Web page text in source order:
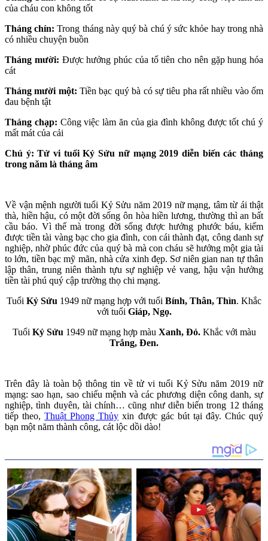
của cháu con không tốt
Tháng chín: Trong tháng này quý bà chú ý sức khỏe hay trong nhà
có nhiều chuyện buồn
Tháng mười: Được hưởng phúc của tổ tiên cho nên gặp hung hóa
cát
Tháng mười một: Tiền bạc quý bà có sự tiêu pha rất nhiều vào ốm
đau bệnh tật
Tháng chạp: Công việc làm ăn của gia đình không được tốt chú ý
mất mát của cải
Chú ý: Tử vi tuổi Kỷ Sửu nữ mạng 2019 diễn biến các tháng
trong năm là tháng âm
Về vận mệnh người tuổi Kỷ Sửu năm 2019 nữ mạng, tâm từ ái thật
thà, hiền hậu, có một đời sống ôn hòa hiền lương, thường thì an bất
cầu báo. Vì thế mà trong đời sống được hưởng phước báu, kiếm
được tiền tài vàng bạc cho gia đình, con cái thành đạt, công danh sự
nghiệp, nhờ phúc đức của quý bà mà con cháu sẽ hưởng một gia tài
to lớn, tiền bạc mỹ mãn, nhà cửa xinh đẹp. Sơ niên gian nan tự thân
lập thân, trung niên thành tựu sự nghiệp vẻ vang, hậu vận hưởng
tiền tài phú quý cập trường thọ chi mạng.
Tuổi Kỷ Sửu 1949 nữ mạng hợp với tuổi Bính, Thân, Thìn. Khắc
với tuổi Giáp, Ngọ.
Tuổi Kỷ Sửu 1949 nữ mạng hợp màu Xanh, Đỏ.Khắc với màu
Trắng, Đen.
Trên đây là toàn bộ thông tin về tử vi tuổi Kỷ Sửu năm 2019 nữ
mạng: sao hạn, sao chiếu mệnh và các phương diện công danh, sự
nghiệp, tình duyên, tài chính… cũng như diễn biến trong 12 tháng
tiếp theo,Thuật Phong Thủy xin được gác bút tại đây. Chúc quý
bạn một năm thành công, cát lộc dồi dào!